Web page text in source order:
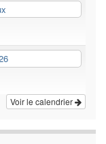
Voir le calendrier